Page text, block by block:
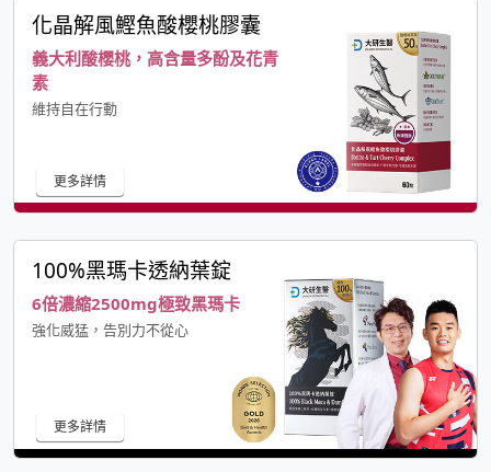
化晶解風鰹魚酸櫻桃膠囊
義大利酸櫻桃，高含量多酚及花青
素
維持自在行動
更多詳情
100%黑瑪卡透納葉錠
6倍濃縮2500mg極致黑瑪卡
強化威猛，告別力不從心
更多詳情